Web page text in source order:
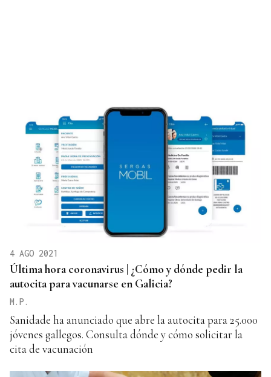
4 AGO 2021
Última hora coronavirus | ¿Cómo y dónde pedir la
autocita para vacunarse en Galicia?
M.P.
Sanidade ha anunciado que abre la autocita para 25.000
jóvenes gallegos. Consulta dónde y cómo solicitar la
cita de vacunación